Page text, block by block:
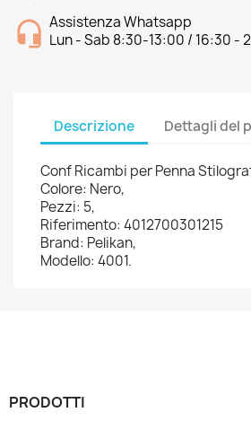
Assistenza Whatsapp
Lun - Sab 8:30-13:00 / 16:30 -
Descrizione Dettagli del
Conf Ricambi per Penna
Colore: Nero,
Pezzi: 5,
Riferimento: 4012700301215
Brand: Pelikan,
Modello: 4001.
PRODOTTI